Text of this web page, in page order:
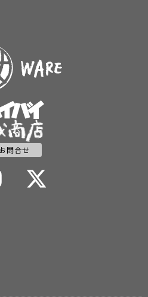
お問合せ